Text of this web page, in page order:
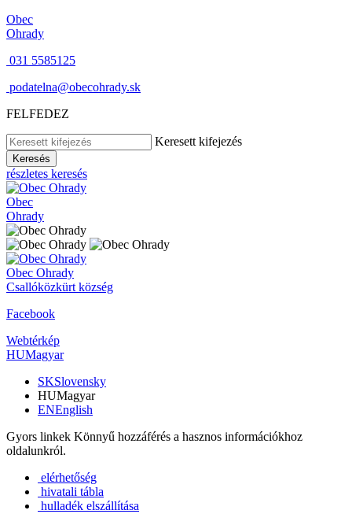
Obec
Ohrady
031 5585125
podatelna@obecohrady.sk
FELFEDEZ
Keresett kifejezés
Keresés
részletes keresés
Obec
Ohrady
Obec Ohrady
Csallóközkürt község
Facebook
Webtérkép
HUMagyar
SKSlovensky
HUMagyar
ENEnglish
Gyors linkek Könnyű hozzáférés a hasznos információkhoz
oldalunkról.
elérhetőség
hivatali tábla
hulladék elszállítása